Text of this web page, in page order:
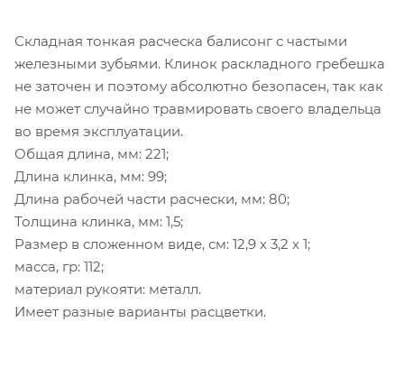
Складная тонкая расческа балисонг с частыми
железными зубьями. Клинок раскладного гребешка
не заточен и поэтому абсолютно безопасен, так как
не может случайно травмировать своего владельца
во время эксплуатации.
Общая длина, мм: 221;
Длина клинка, мм: 99;
Длина рабочей части расчески, мм: 80;
Толщина клинка, мм: 1,5;
Размер в сложенном виде, см: 12,9 х 3,2 х 1;
масса, гр: 112;
материал рукояти: металл.
Имеет разные варианты расцветки.